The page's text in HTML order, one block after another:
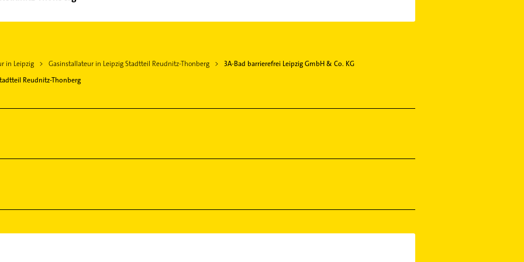
in Leipzig Gasinstallateur in Leipzig Stadtteil Reudnitz-Thonberg
3A-Bad barrierefrei Leipzig GmbH & Co. KG
Reudnitz-Thonberg